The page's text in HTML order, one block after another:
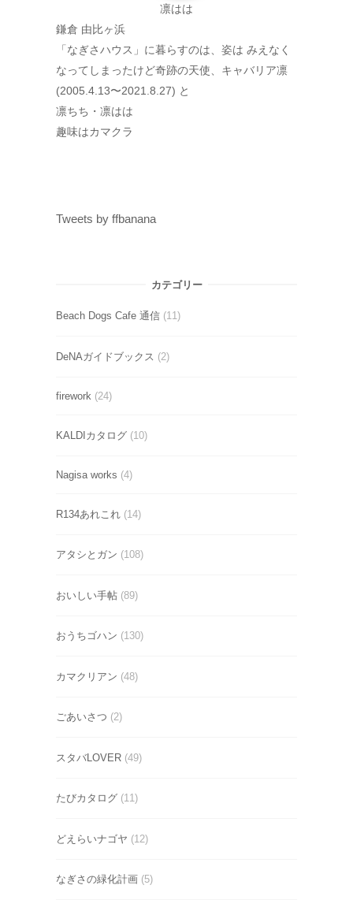
凛はは
鎌倉 由比ヶ浜
「なぎさハウス」に暮らすのは、姿は みえなく
なってしまったけど奇跡の天使、キャバリア凛
(2005.4.13〜2021.8.27) と
凛ちち・凛はは
趣味はカマクラ
Tweets by ffbanana
カテゴリー
Beach Dogs Cafe 通信 (11)
DeNAガイドブックス (2)
firework (24)
KALDIカタログ (10)
Nagisa works (4)
R134あれこれ (14)
アタシとガン (108)
おいしい手帖 (89)
おうちゴハン (130)
カマクリアン (48)
ごあいさつ (2)
スタバLOVER (49)
たびカタログ (11)
どえらいナゴヤ (12)
なぎさの緑化計画 (5)